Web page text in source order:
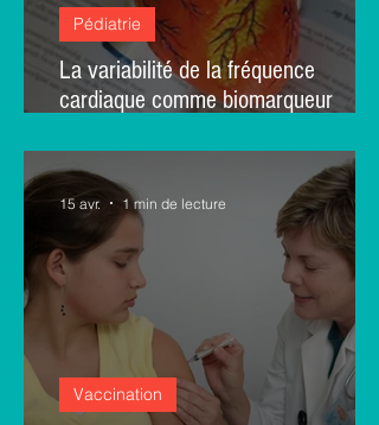
La variabilité de la fréquence
cardiaque comme biomarqueur
neurodéveloppemental chez le
prématuré
Pédiatrie
Vaccination
15 avr. 1 min de lecture